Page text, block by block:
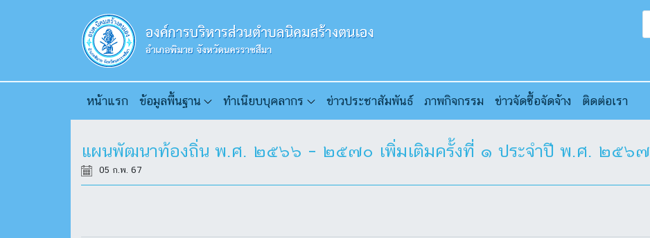
หน้าแรก ข้อมูลพื้นฐาน ทำเนียบบุคลากร ข่าวประชาสัมพันธ์ ภาพกิจกรรม ข่าวจัดซื้อจัดจ้าง ติดต่อเรา
แผนพัฒนาท้องถิ่น พ.ศ. ๒๕๖๖ – ๒๕๗๐ เพิ่มเติมครั้งที่ ๑ ประจำปี พ.ศ. ๒๕๖๗
05 ก.พ. 67